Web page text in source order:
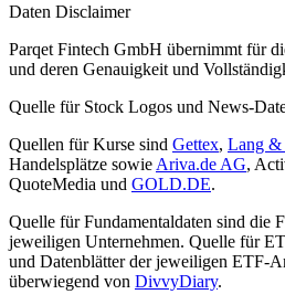
Daten Disclaimer
Parqet Fintech GmbH übernimmt für
und deren Genauigkeit und
Quelle für Stock Logos und News-
Quellen für Kurse sind Gettex, Lang &
Handelsplätze sowie Ariva.de AG,
QuoteMedia und GOLD.DE.
Quelle für Fundamentaldaten sind die
jeweiligen Unternehmen. Quelle für
und Datenblätter der jeweiligen ETF-
überwiegend von DivvyDiary.